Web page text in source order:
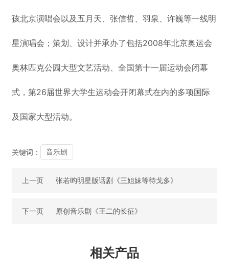
孩北京演唱会以及五月天、张信哲、羽泉、许巍等一线明
星演唱会；策划、设计并承办了包括2008年北京奥运会
奥林匹克公园大型文艺活动、全国第十一届运动会闭幕
式，第26届世界大学生运动会开闭幕式在内的多项国际
及国家大型活动。
关键词： 音乐剧
上一页 张若昀明星版话剧《三姐妹等待戈多》
下一页 原创音乐剧《王二的长征》
相关产品